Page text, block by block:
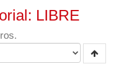
LIBRE